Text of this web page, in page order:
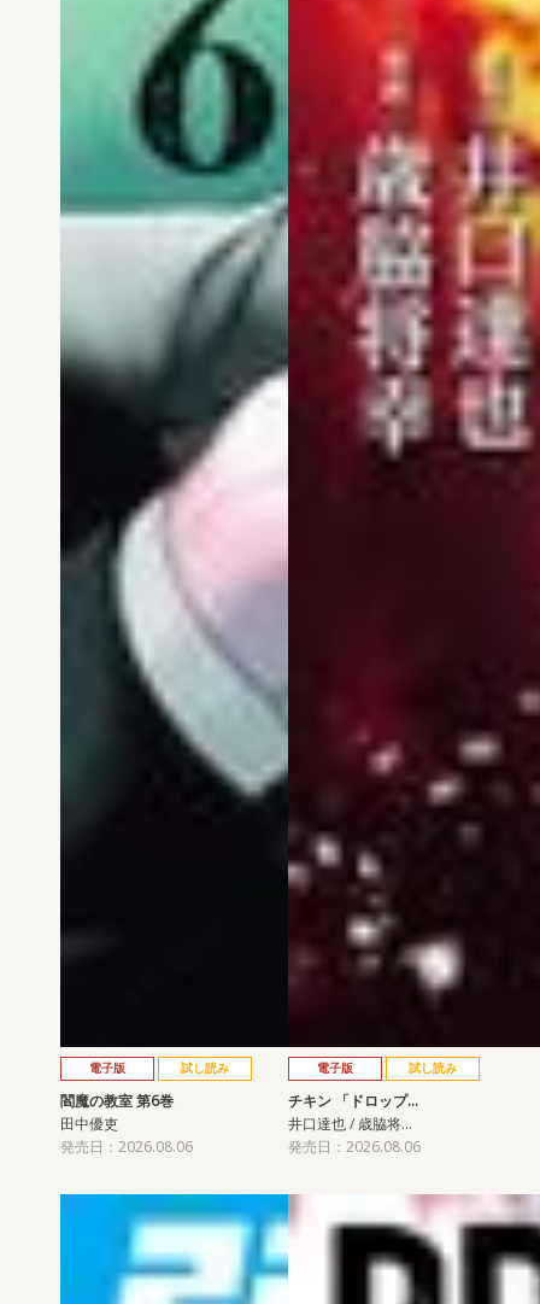
電子版 試し読み
閻魔の教室 第6巻
田中優吏
発売日：2026.08.06
電子版 試し読み
チキン 「ドロップ…
井口達也 / 歳脇将…
発売日：2026.08.06